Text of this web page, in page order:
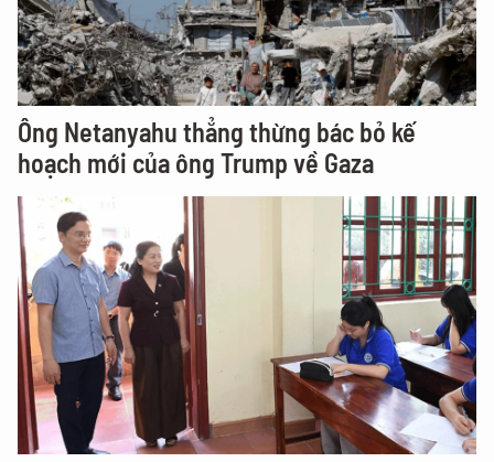
Ông Netanyahu thẳng thừng bác bỏ kế
hoạch mới của ông Trump về Gaza